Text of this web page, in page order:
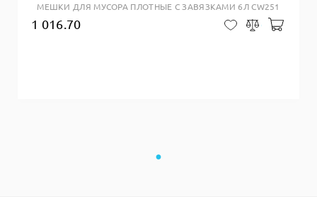
МЕШКИ ДЛЯ МУСОРА ПЛОТНЫЕ С ЗАВЯЗКАМИ 6Л CW251
1 016.70 В закладки
Сравнить